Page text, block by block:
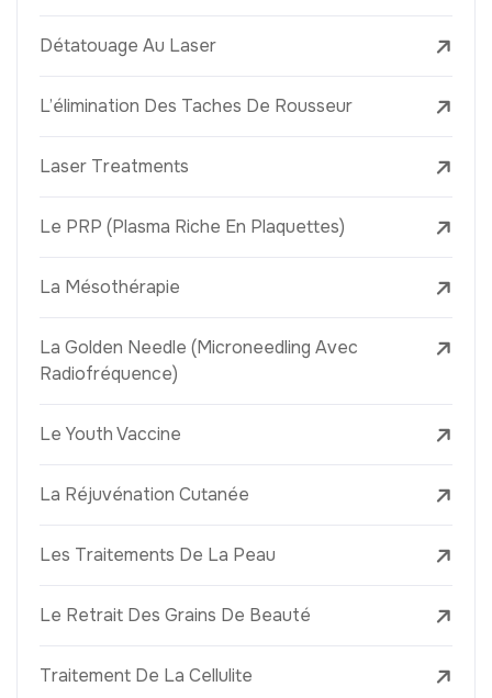
Détatouage Au Laser
L’élimination Des Taches De Rousseur
Laser Treatments
Le PRP (Plasma Riche En Plaquettes)
La Mésothérapie
La Golden Needle (Microneedling Avec
Radiofréquence)
Le Youth Vaccine
La Réjuvénation Cutanée
Les Traitements De La Peau
Le Retrait Des Grains De Beauté
Traitement De La Cellulite